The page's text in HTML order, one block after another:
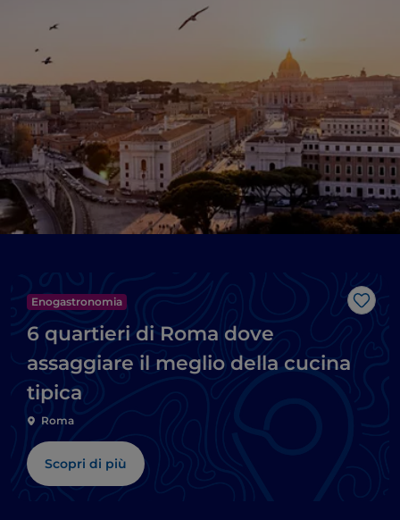
Like
Enogastronomia
6 quartieri di Roma dove
assaggiare il meglio della cucina
tipica
Roma
Scopri di più